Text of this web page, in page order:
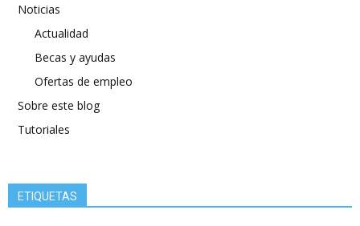
Noticias
Actualidad
Becas y ayudas
Ofertas de empleo
Sobre este blog
Tutoriales
ETIQUETAS